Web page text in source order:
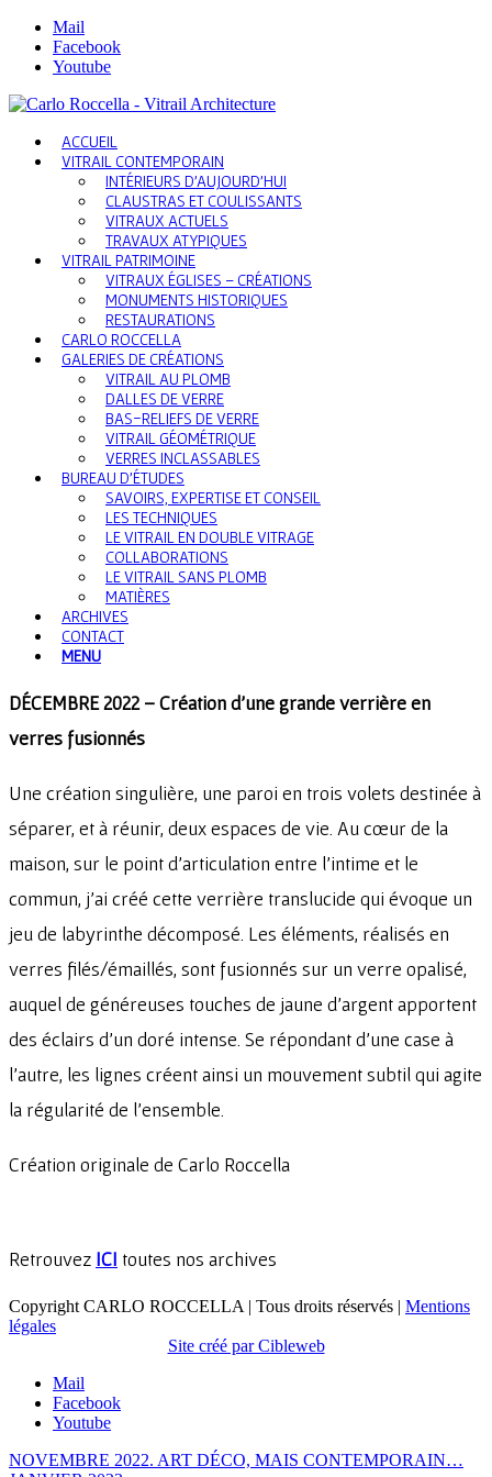
Mail
Facebook
Youtube
ACCUEIL
VITRAIL CONTEMPORAIN
INTÉRIEURS D’AUJOURD’HUI
CLAUSTRAS ET COULISSANTS
VITRAUX ACTUELS
TRAVAUX ATYPIQUES
VITRAIL PATRIMOINE
VITRAUX ÉGLISES – CRÉATIONS
MONUMENTS HISTORIQUES
RESTAURATIONS
CARLO ROCCELLA
GALERIES DE CRÉATIONS
VITRAIL AU PLOMB
DALLES DE VERRE
BAS-RELIEFS DE VERRE
VITRAIL GÉOMÉTRIQUE
VERRES INCLASSABLES
BUREAU D’ÉTUDES
SAVOIRS, EXPERTISE ET CONSEIL
LES TECHNIQUES
LE VITRAIL EN DOUBLE VITRAGE
COLLABORATIONS
LE VITRAIL SANS PLOMB
MATIÈRES
ARCHIVES
CONTACT
MENU
DÉCEMBRE 2022 – Création d’une grande verrière en
verres fusionnés
Une création singulière, une paroi en trois volets destinée à
séparer, et à réunir, deux espaces de vie. Au cœur de la
maison, sur le point d’articulation entre l’intime et le
commun, j’ai créé cette verrière translucide qui évoque un
jeu de labyrinthe décomposé. Les éléments, réalisés en
verres filés/émaillés, sont fusionnés sur un verre opalisé,
auquel de généreuses touches de jaune d’argent apportent
des éclairs d’un doré intense. Se répondant d’une case à
l’autre, les lignes créent ainsi un mouvement subtil qui agite
la régularité de l’ensemble.
Création originale de Carlo Roccella
Retrouvez ICI toutes nos archives
Copyright CARLO ROCCELLA | Tous droits réservés | Mentions
légales
Site créé par Cibleweb
Mail
Facebook
Youtube
NOVEMBRE 2022. ART DÉCO, MAIS CONTEMPORAIN…